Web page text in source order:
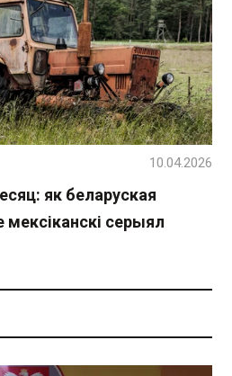
як беларуская
мексіканскі серыял
10.04.2026